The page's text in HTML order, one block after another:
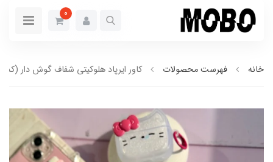
0
خانه فهرست محصولات کاور ایرپاد هلوکیتی شفاف گوش دار (کدa0303)